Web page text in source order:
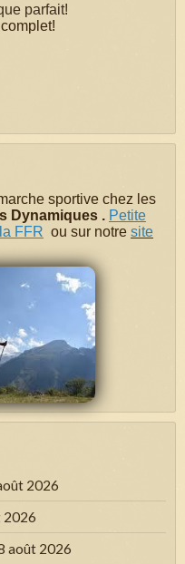
parfait!
sportive chez les
Dynamiques . Petite
FFR ou sur notre site
2026
2026
août 2026